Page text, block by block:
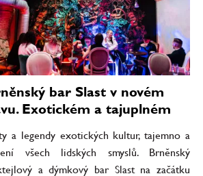
bar Slast v novém
Exotickém a tajuplném
a legendy exotických kultur, tajemno a
všech lidských smyslů. Brněnský
a dýmkový bar Slast na začátku